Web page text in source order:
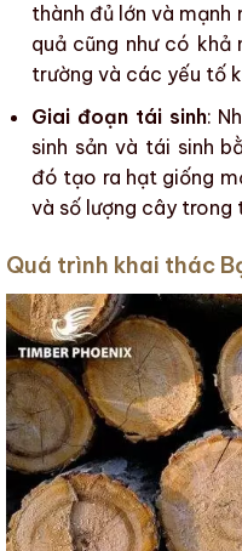
thành đủ lớn và mạnh
quả cũng như có
trường và các yếu tố
Giai đoạn tái sinh:
sinh sản và tái sinh
đó tạo ra hạt giống
và số lượng cây trong
Quá trình khai thác